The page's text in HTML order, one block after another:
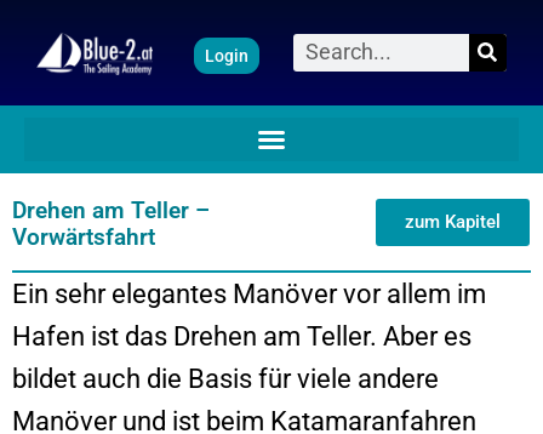
Inhalt
springen
Login Suche
Drehen am Teller –
Vorwärtsfahrt
zum Kapitel
Ein sehr elegantes Manöver vor allem im
Hafen ist das Drehen am Teller. Aber es
bildet auch die Basis für viele andere
Manöver und ist beim Katamaranfahren